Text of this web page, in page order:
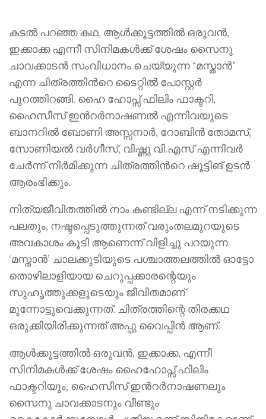
കടൽ പറഞ്ഞ കഥ, ആൾക്കൂട്ടത്തിൽ ഒരുവൻ,
ഇക്കാക്ക എന്നീ സിനിമകൾക്ക് ശേഷം സൈനു
ചാവക്കാടൻ സംവിധാനം ചെയ്യുന്ന “മസ്താൻ”
എന്ന ചിത്രത്തിന്‍റെ ടൈറ്റിൽ പോസ്റ്റർ
പുറത്തിറങ്ങി. ഹൈ ഹോപ്സ് ഫിലിം ഫാക്ടറി,
ഹൈസീസ് ഇന്‍റര്‍നാഷണൽ എന്നിവയുടെ
ബാനറിൽ ബോണി അസ്സനാർ, റോബിൻ തോമസ്,
സോണിയൽ വർഗീസ്, വിഷ്ണു വി.എസ് എന്നിവർ
ചേർന്ന് നിർമിക്കുന്ന ചിത്രത്തിന്‍റെ ഷൂട്ടിങ് ഉടൻ
ആരംഭിക്കും.
നിത്യജീവിതത്തിൽ നാം കണ്ടില്ല എന്ന് നടിക്കുന്ന
പലതും, നഷ്ടപ്പെടുത്തുന്നത് വരുംതലമുറയുടെ
അവകാശം കൂടി ആണെന്ന് വിളിച്ചു പറയുന്ന
‘മസ്താൻ’ ചാലക്കുടിയുടെ പശ്ചാത്തലത്തിൽ ഓട്ടോ
തൊഴിലാളിയായ ചെറുപ്പക്കാരന്റെയും
സുഹൃത്തുക്കളുടെയും ജീവിതമാണ്
മുന്നോട്ടുവെക്കുന്നത്. ചിത്രത്തിന്റെ തിരക്കഥ
ഒരുക്കിയിരിക്കുന്നത് അപ്പു വൈപ്പിൻ ആണ്.
ആൾക്കൂട്ടത്തിൽ ഒരുവൻ, ഇക്കാക്ക, എന്നീ
സിനിമകൾക്ക് ശേഷം ഹൈഹോപ്സ് ഫിലിം
ഫാക്ടറിയും, ഹൈസീസ് ഇന്‍റര്‍നാഷണലും
സൈനു ചാവക്കാടനും വീണ്ടും